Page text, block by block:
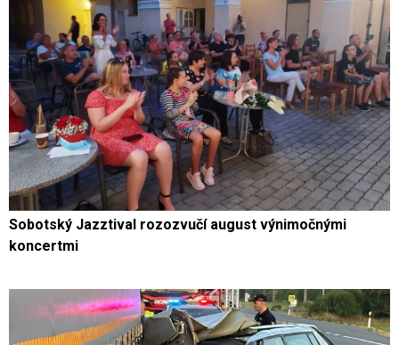
Sobotský Jazztival rozozvučí august výnimočnými
koncertmi